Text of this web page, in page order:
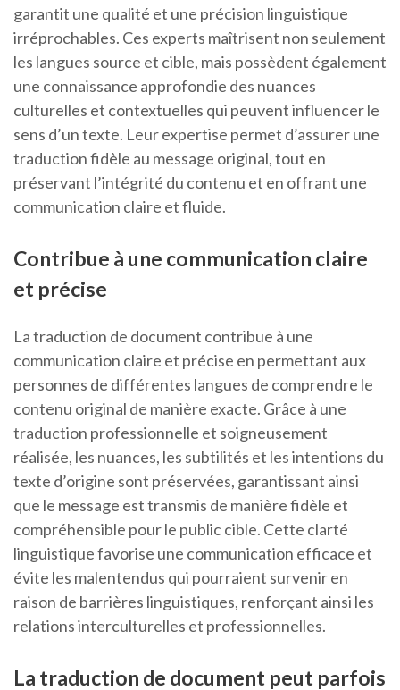
garantit une qualité et une précision linguistique
irréprochables. Ces experts maîtrisent non seulement
les langues source et cible, mais possèdent également
une connaissance approfondie des nuances
culturelles et contextuelles qui peuvent influencer le
sens d’un texte. Leur expertise permet d’assurer une
traduction fidèle au message original, tout en
préservant l’intégrité du contenu et en offrant une
communication claire et fluide.
Contribue à une communication claire
et précise
La traduction de document contribue à une
communication claire et précise en permettant aux
personnes de différentes langues de comprendre le
contenu original de manière exacte. Grâce à une
traduction professionnelle et soigneusement
réalisée, les nuances, les subtilités et les intentions du
texte d’origine sont préservées, garantissant ainsi
que le message est transmis de manière fidèle et
compréhensible pour le public cible. Cette clarté
linguistique favorise une communication efficace et
évite les malentendus qui pourraient survenir en
raison de barrières linguistiques, renforçant ainsi les
relations interculturelles et professionnelles.
La traduction de document peut parfois